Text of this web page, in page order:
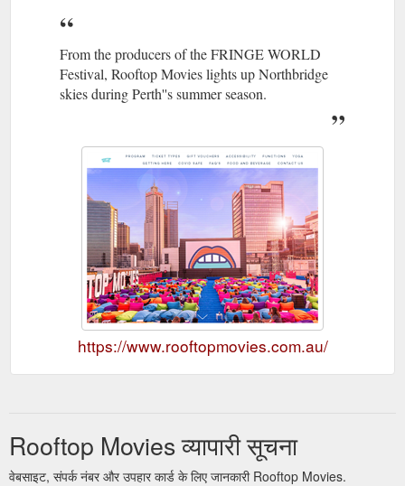
From the producers of the FRINGE WORLD
Festival, Rooftop Movies lights up Northbridge
skies during Perth''s summer season.
https://www.rooftopmovies.com.au/
Rooftop Movies व्यापारी सूचना
वेबसाइट, संपर्क नंबर और उपहार कार्ड के लिए जानकारी Rooftop Movies.